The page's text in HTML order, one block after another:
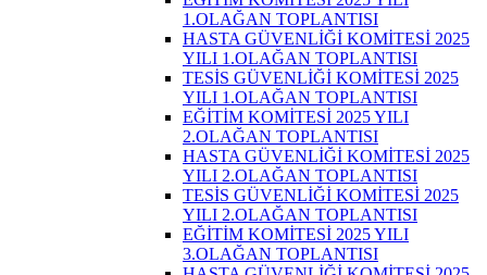
1.OLAĞAN TOPLANTISI
HASTA GÜVENLİĞİ KOMİTESİ 2025
YILI 1.OLAĞAN TOPLANTISI
TESİS GÜVENLİĞİ KOMİTESİ 2025
YILI 1.OLAĞAN TOPLANTISI
EĞİTİM KOMİTESİ 2025 YILI
2.OLAĞAN TOPLANTISI
HASTA GÜVENLİĞİ KOMİTESİ 2025
YILI 2.OLAĞAN TOPLANTISI
TESİS GÜVENLİĞİ KOMİTESİ 2025
YILI 2.OLAĞAN TOPLANTISI
EĞİTİM KOMİTESİ 2025 YILI
3.OLAĞAN TOPLANTISI